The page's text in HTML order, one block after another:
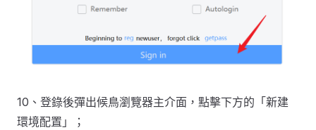
10、登錄後彈出候鳥瀏覽器主介面，點擊下方的「新建
環境配置」；